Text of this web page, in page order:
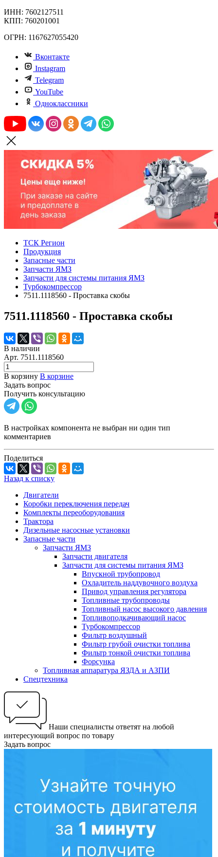
ИНН: 7602127511
КПП: 760201001
ОГРН: 1167627055420
Вконтакте
Instagram
Telegram
YouTube
Одноклассники
ТСК Регион
Продукция
Запасные части
Запчасти ЯМЗ
Запчасти для системы питания ЯМЗ
Турбокомпрессор
7511.1118560 - Проставка скобы
7511.1118560 - Проставка скобы
В наличии
Арт. 7511.1118560
В корзину В корзине
Задать вопрос
Получить консультацию
В настройках компонента не выбран ни один тип
комментариев
Поделиться
Назад к списку
Двигатели
Коробки переключения передач
Комплекты переоборудования
Трактора
Дизельные насосные установки
Запасные части
Запчасти ЯМЗ
Запчасти двигателя
Запчасти для системы питания ЯМЗ
Впускной трубопровод
Охладитель наддувочного воздуха
Привод управления регулятора
Топливные трубопроводы
Топливный насос высокого давления
Топливоподкачивающий насос
Турбокомпрессор
Фильтр воздушный
Фильтр грубой очистки топлива
Фильтр тонкой очистки топлива
Форсунка
Топливная аппаратура ЯЗДА и АЗПИ
Спецтехника
Наши специалисты ответят на любой
интересующий вопрос по товару
Задать вопрос